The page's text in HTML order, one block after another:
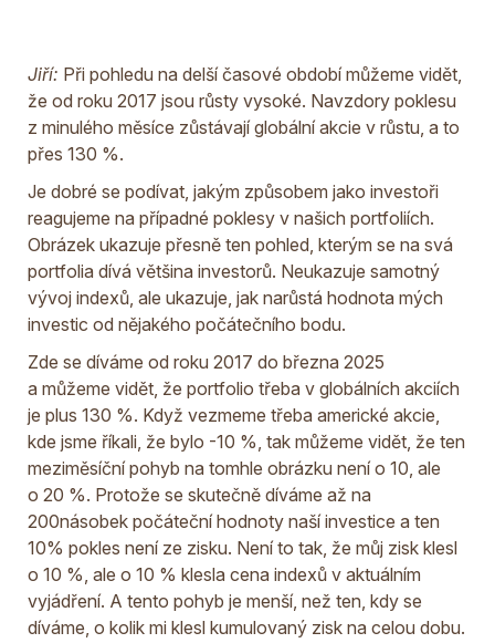
Jiří: Při pohledu na delší časové období můžeme vidět,
že od roku 2017 jsou růsty vysoké. Navzdory poklesu
z minulého měsíce zůstávají globální akcie v růstu, a to
přes 130 %.
Je dobré se podívat, jakým způsobem jako investoři
reagujeme na případné poklesy v našich portfoliích.
Obrázek ukazuje přesně ten pohled, kterým se na svá
portfolia dívá většina investorů. Neukazuje samotný
vývoj indexů, ale ukazuje, jak narůstá hodnota mých
investic od nějakého počátečního bodu.
Zde se díváme od roku 2017 do března 2025
a můžeme vidět, že portfolio třeba v globálních akciích
je plus 130 %. Když vezmeme třeba americké akcie,
kde jsme říkali, že bylo -10 %, tak můžeme vidět, že ten
meziměsíční pohyb na tomhle obrázku není o 10, ale
o 20 %. Protože se skutečně díváme až na
200násobek počáteční hodnoty naší investice a ten
10% pokles není ze zisku. Není to tak, že můj zisk klesl
o 10 %, ale o 10 % klesla cena indexů v aktuálním
vyjádření. A tento pohyb je menší, než ten, kdy se
díváme, o kolik mi klesl kumulovaný zisk na celou dobu.